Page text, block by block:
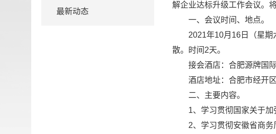
最新动态
解企业达标升级工作会议。
一、会议时间、地点。
2021年10月16日（星
散。时间2天。
接会酒店：合肥源牌国
酒店地址：合肥市经开
二、主要内容。
1、学习贯彻国家关于加
2、学习贯彻安徽省商